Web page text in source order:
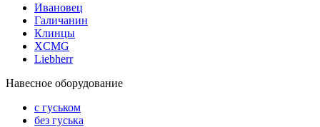
Ивановец
Галичанин
Клинцы
XCMG
Liebherr
Навесное оборудование
с гуськом
без гуська